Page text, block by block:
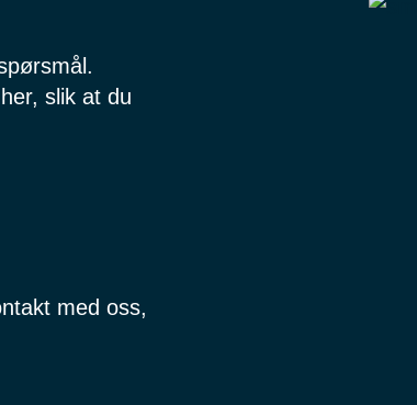
slik at du
med oss,